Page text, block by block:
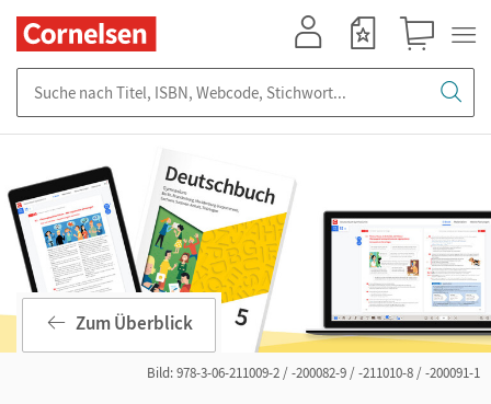
Bild: 978-3-06-211009-2 / -200082-9 / -211010-8 / -200091-1
Zum Überblick